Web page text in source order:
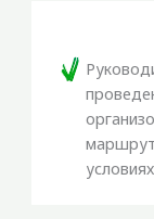
условиях